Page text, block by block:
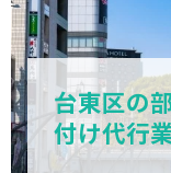
台東区の
付け代行